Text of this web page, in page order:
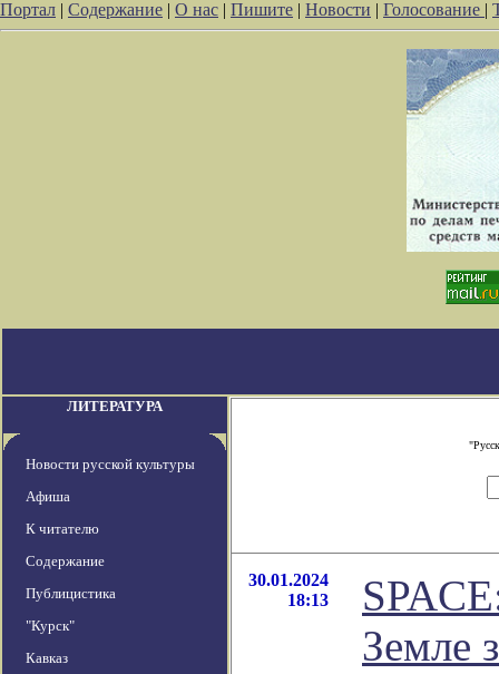
Портал | Содержание | О нас | Пишите | Новости | Голосование |
ЛИТЕРАТУРА
Новости русской культуры
Афиша
К читателю
Содержание
Публицистика
"Курск"
Кавказ
30.01.2024
18:13
Земле